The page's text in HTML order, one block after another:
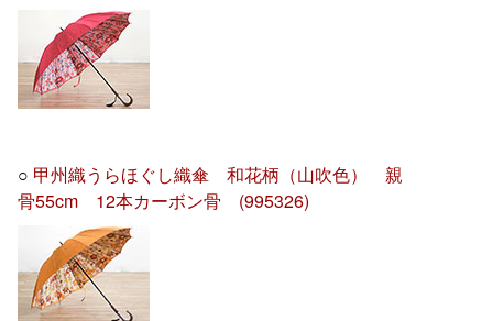
○ 甲州織うらほぐし織傘 和花柄（山吹色） 親
骨55cm 12本カーボン骨 (995326)